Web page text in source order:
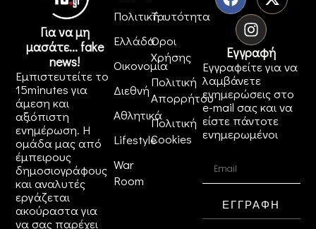
Για να μη
μασάτε... fake
news!
Εμπιστευτείτε το
15minutes για
άμεση και
αξιόπιστη
ενημέρωση. Η
ομάδα μας από
έμπειρους
δημοσιογράφους
και αναλυτές
εργάζεται
ακούραστα για
να σας παρέχει
Πολιτική
Ελλάδα
Οικονομία
Διεθνή
Αθλητικά
Lifestyle
War
Room
Ταυτότητα
Όροι
Χρήσης
Πολιτική
Απορρήτου
Πολιτική
Cookies
Εγγραφή
Εγγραφείτε για να
λαμβάνετε
ενημερώσεις στο
e-mail σας και να
είστε πάντοτε
ενημερωμένοι
ΕΓΓΡΑΦΗ